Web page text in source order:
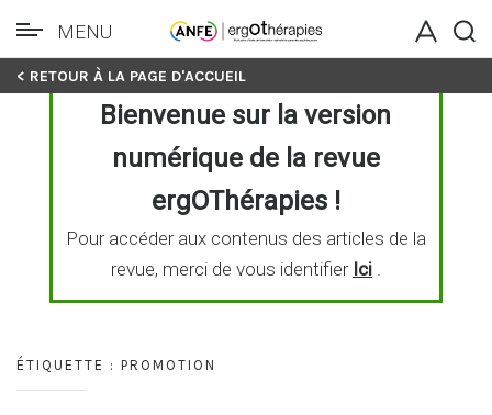
Skip
MENU
< RETOUR À LA PAGE D'ACCUEIL
Bienvenue sur la version
numérique de la revue
ergOThérapies !
Pour accéder aux contenus des articles de la
revue, merci de vous identifier Ici.
ÉTIQUETTE : PROMOTION